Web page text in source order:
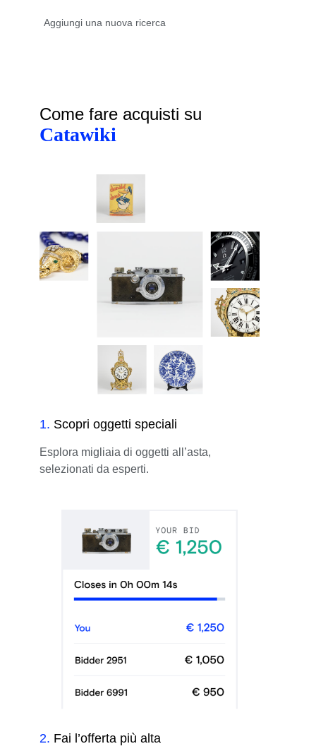
Come fare acquisti su
Catawiki
1. Scopri oggetti speciali
Esplora migliaia di oggetti all’asta,
selezionati da esperti.
2. Fai l’offerta più alta